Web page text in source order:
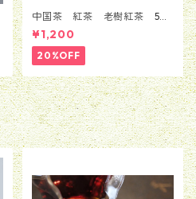
中国茶 紅茶 老樹紅茶 50
g
¥1,200
20%OFF